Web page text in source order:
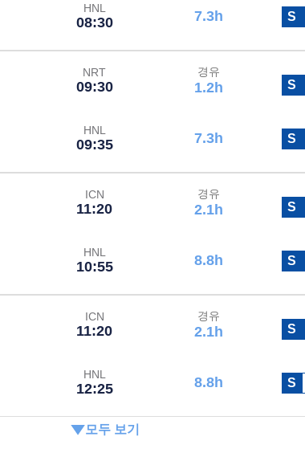
HNL
08:30 7.3h S
NRT
09:30
경유
1.2h S
HNL
09:35 7.3h S
ICN
11:20
경유
2.1h S
HNL
10:55 8.8h S
ICN
11:20
경유
2.1h S
HNL
12:25 8.8h S
모두 보기